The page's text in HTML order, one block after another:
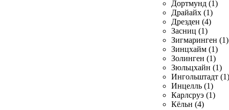
Дортмунд (1)
Драйайх (1)
Дрезден (4)
Засниц (1)
Зигмаринген (1)
Зинцхайм (1)
Золинген (1)
Зюльцхайн (1)
Ингольштадт (1)
Инцелль (1)
Карлсруэ (1)
Кёльн (4)